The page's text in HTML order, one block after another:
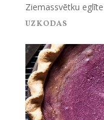
Ziemassvētku eglīte
UZKODAS